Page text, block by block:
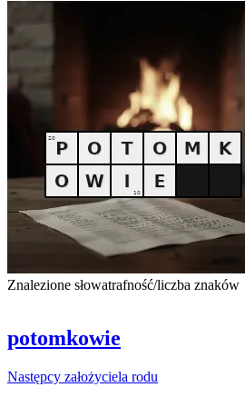
Znalezione słowatrafność/liczba znaków
potomkowie
Następcy założyciela rodu